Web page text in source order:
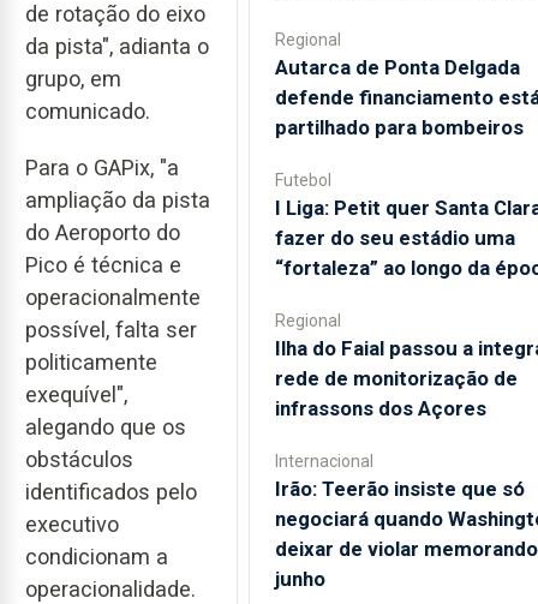
de rotação do eixo
da pista", adianta o
grupo, em
comunicado.
Para o GAPix, "a
ampliação da pista
do Aeroporto do
Pico é técnica e
operacionalmente
possível, falta ser
politicamente
exequível",
alegando que os
obstáculos
identificados pelo
executivo
condicionam a
operacionalidade.
Regional
Autarca de Ponta Delgada
defende financiamento
partilhado para bombeiros
Futebol
I Liga: Petit quer Santa
fazer do seu estádio uma
“fortaleza” ao longo da
Regional
Ilha do Faial passou a
rede de monitorização de
infrassons dos Açores
Internacional
Irão: Teerão insiste que só
negociará quando
deixar de violar
junho